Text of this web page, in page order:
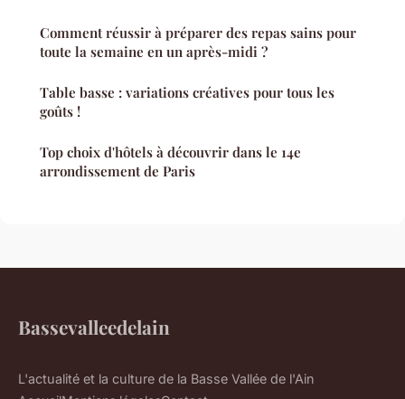
Comment réussir à préparer des repas sains pour
toute la semaine en un après-midi ?
Table basse : variations créatives pour tous les
goûts !
Top choix d'hôtels à découvrir dans le 14e
arrondissement de Paris
Bassevalleedelain
L'actualité et la culture de la Basse Vallée de l'Ain